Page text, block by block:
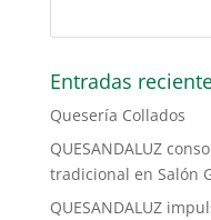
Entradas
Quesería Collados
QUESANDALUZ
tradicional en Salón
QUESANDALUZ